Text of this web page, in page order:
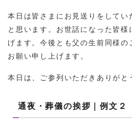
本日は皆さまにお見送りをしてい
と思います。お世話になった皆
げます。今後とも父の生前同様の
お願い申し上げます。
本日は、ご参列いただきありがと
通夜・葬儀の挨拶｜例文２